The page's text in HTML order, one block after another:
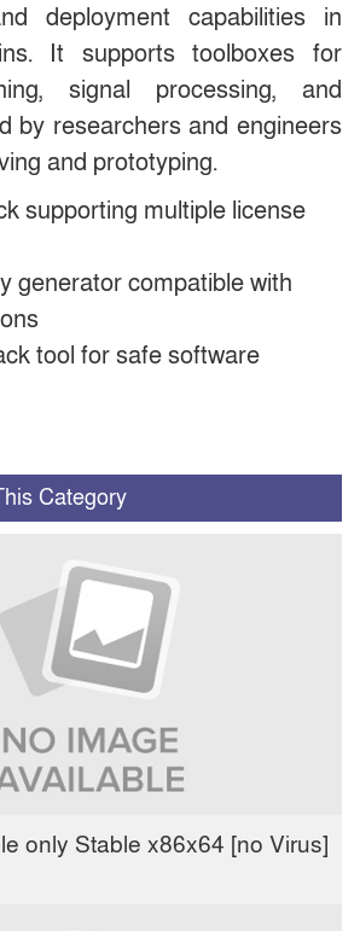
deployment capabilities in
It supports toolboxes for
signal processing, and
by researchers and engineers
and prototyping.
supporting multiple license
generator compatible with
tool for safe software
Category
only Stable x86x64 [no Virus]